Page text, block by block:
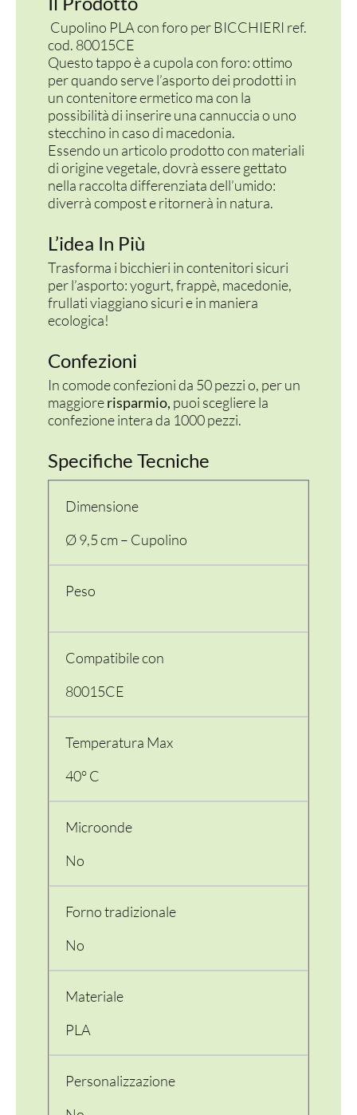
Cupolino PLA con foro per BICCHIERI ref.
cod. 80015CE
Questo tappo è a cupola con foro: ottimo
per quando serve l’asporto dei prodotti in
un contenitore ermetico ma con la
possibilità di inserire una cannuccia o uno
stecchino in caso di macedonia.
Essendo un articolo prodotto con materiali
di origine vegetale, dovrà essere gettato
nella raccolta differenziata dell’umido:
diverrà compost e ritornerà in natura.
L’idea In Più
Trasforma i bicchieri in contenitori sicuri
per l’asporto: yogurt, frappè, macedonie,
frullati viaggiano sicuri e in maniera
ecologica!
Confezioni
In comode confezioni da 50 pezzi o, per un
maggiorerisparmio, puoi scegliere la
confezione intera da 1000 pezzi.
Specifiche Tecniche
Dimensione
Ø 9,5 cm – Cupolino
Peso
Compatibile con
80015CE
Temperatura Max
40° C
Microonde
No
Forno tradizionale
No
Materiale
PLA
Personalizzazione